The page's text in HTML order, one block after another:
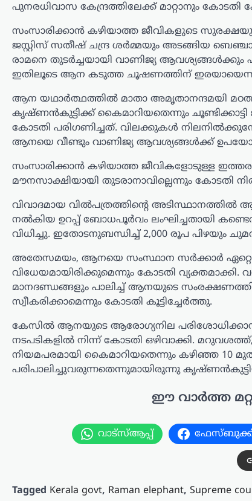
പുനരധിവാസ കേന്ദ്രത്തിലേക്ക് മാറ്റാനും കോടതി
സംസാരിക്കാൻ കഴിയാത്ത ജീവികളുടെ സുരക്ഷയും
ജസ്റ്റിസ് സതീഷ് ചന്ദ്ര ശർമ്മയും അടങ്ങിയ
രാമനെ തുടർച്ചയായി വാണിജ്യ ആവശ്യങ്ങൾക്കും
ഇതിലൂടെ ആന കടുത്ത ചൂഷണത്തിന്
ആന യഥാർത്ഥത്തിൽ മാതാ അമൃതാനന്ദമയി
കൃഷ്ണൻകുട്ടിക്ക് കൈമാറിയതെന്നും
കോടതി പരിഗണിച്ചത്. വിലക്കുകൾ
ആനയെ വീണ്ടും വാണിജ്യ ആവശ്യങ്ങൾക്ക്
സംസാരിക്കാൻ കഴിയാത്ത ജീവികളോടുള്ള
മൗനസാക്ഷിയായി തുടരാനാവില്ലെന്നും കോടതി
വിവാദമായ വിൽപത്രത്തിന്റെ
നൽകിയ ഉറപ്പ് ബോധപൂർവം ലംഘിച്ചതായി
വിധിച്ചു. ഇതോടനുബന്ധിച്ച് 2,000 രൂപ പിഴയും
അതേസമയം, ആനയെ സംസ്ഥാന സർക്കാർ
വിധേയമായിരിക്കുമെന്നും കോടതി വ്യക്തമാക്കി.
മാനദണ്ഡങ്ങളും പാലിച്ച് ആനയുടെ
സ്വീകരിക്കാമെന്നും കോടതി കൂട്ടിച്ചേർത്തു.
കേസിൽ ആനയുടെ ആരോഗ്യനില പരിശോധിക്കാൻ
നടപടികളിൽ നിന്ന് കോടതി ഒഴിവാക്കി.
നിയമപരമായി കൈമാറിയതെന്നും കഴിഞ്ഞ 10
പരിപാലിച്ചുവരുന്നതെന്നുമായിരുന്നു
ഈ വാർത്ത
വാട്സ്ആപ്പ്
Tagged Kerala govt, Raman elephant, Supreme
അന്താരാഷ്ട്രം,ട്രെൻഡിംഗ്,ലേറ്റസ്റ്റ് ന്യൂസ്
വൈറ്റ് ഹൗസ് സുരക്ഷാ
സമുച്ചയ നിർമ്മാണം
തടഞ്ഞു ; അപ്പീൽ
കോടതി
സുപ്രീം കോടതിയെ
സമീപിക്കുമെന്ന് ട്രംപ്
ന്യൂസ് ഡെസ്ക്
വൈറ്റ് ഹൗസിൽ നിർമിച്ചുവരുന്ന
സൈനിക-സുരക്ഷാ സമുച്ചയത്തിന്റെ
നിർമ്മാണവുമായി ബന്ധപ്പെട്ട അപ്പീൽ
കോടതി വിധിക്കെതിരെ യുഎസ്
കോടതിയെ സമീപിക്കുമെന്ന് പ്രസിഡന്റ്
ഡൊണാൾഡ് ട്രംപ് പ്രഖ്യാപിച്ചു. ദേശീയ
സുരക്ഷയ്ക്ക്…
കേരളം ,വാർത്തകൾ
ബെംഗളൂരുവിൽ
അപകടം; ഡ്രൈവറും
കണ്ടക്ടറും മരിച്ചു
ന്യൂസ് ഡെസ്ക് ഓഗസ്റ്റ്‌ 8, 2026
ബസ് അപകടത്തിൽപ്പെട്ട് ഡ്രൈവറും
നടത്തിയിരുന്ന ബസാണ് മൈസൂരു-
ബെംഗളൂരു എക്സ്പ്രസ് ഹൈവേയിൽ
കേരളം വാർത്തകൾ